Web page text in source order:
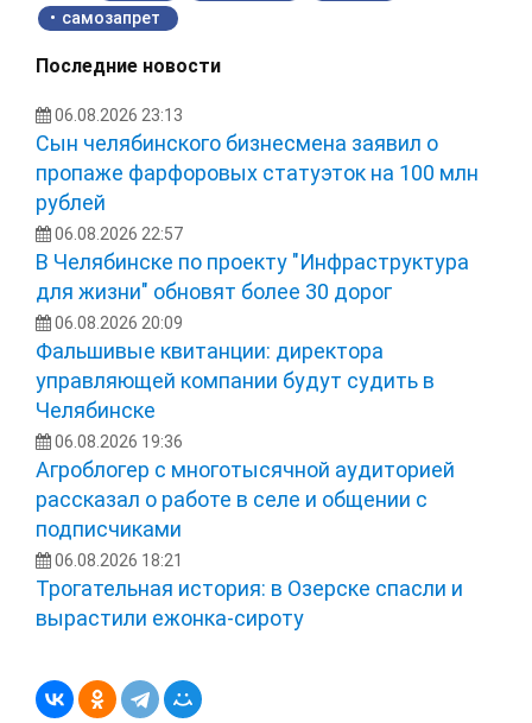
самозапрет
Последние новости
06.08.2026 23:13
Сын челябинского бизнесмена заявил о
пропаже фарфоровых статуэток на 100 млн
рублей
06.08.2026 22:57
В Челябинске по проекту "Инфраструктура
для жизни" обновят более 30 дорог
06.08.2026 20:09
Фальшивые квитанции: директора
управляющей компании будут судить в
Челябинске
06.08.2026 19:36
Агроблогер с многотысячной аудиторией
рассказал о работе в селе и общении с
подписчиками
06.08.2026 18:21
Трогательная история: в Озерске спасли и
вырастили ежонка‑сироту